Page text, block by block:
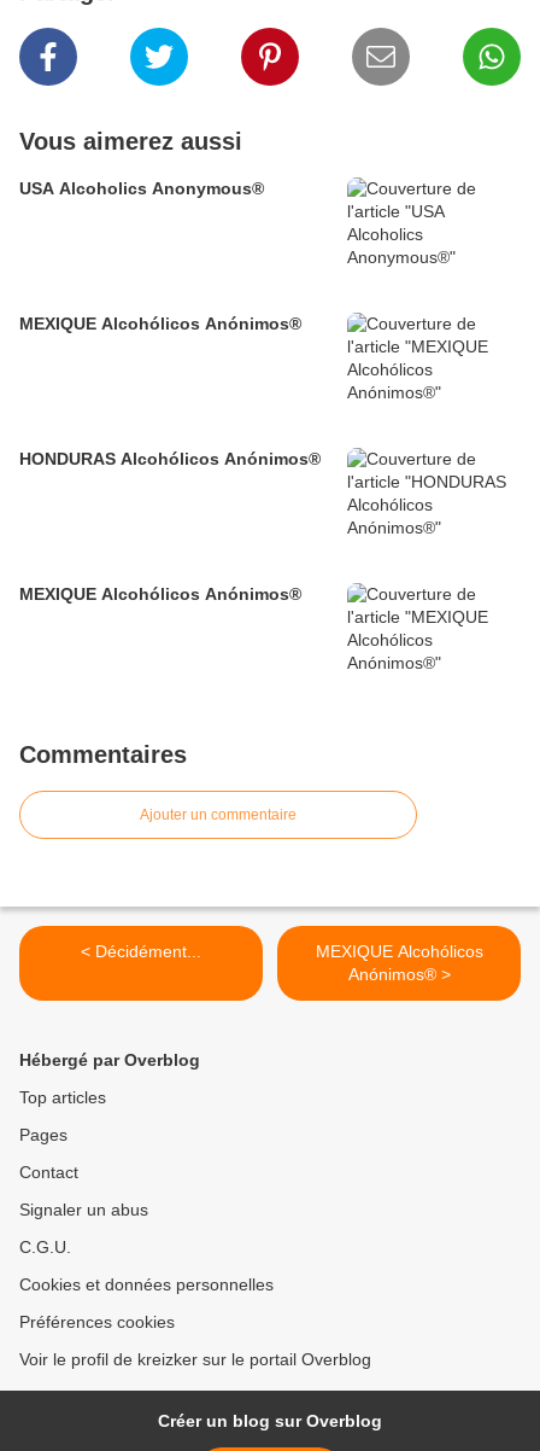
Vous aimerez aussi
USA Alcoholics Anonymous®
MEXIQUE Alcohólicos Anónimos®
HONDURAS Alcohólicos Anónimos®
MEXIQUE Alcohólicos Anónimos®
Commentaires
Ajouter un commentaire
< Décidément...
MEXIQUE Alcohólicos
Anónimos® >
Hébergé par Overblog
Top articles
Pages
Contact
Signaler un abus
C.G.U.
Cookies et données personnelles
Préférences cookies
Voir le profil de kreizker sur le portail Overblog
Créer un blog sur Overblog